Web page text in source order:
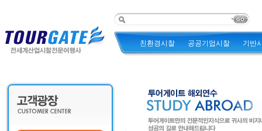
친환경시찰 공공기업시찰 기반